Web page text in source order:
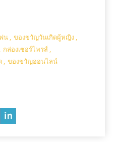
น , ของขวัญวันเกิดผู้หญิง ,
, กล่องเซอร์ไพรส์ ,
, ของขวัญออนไลน์